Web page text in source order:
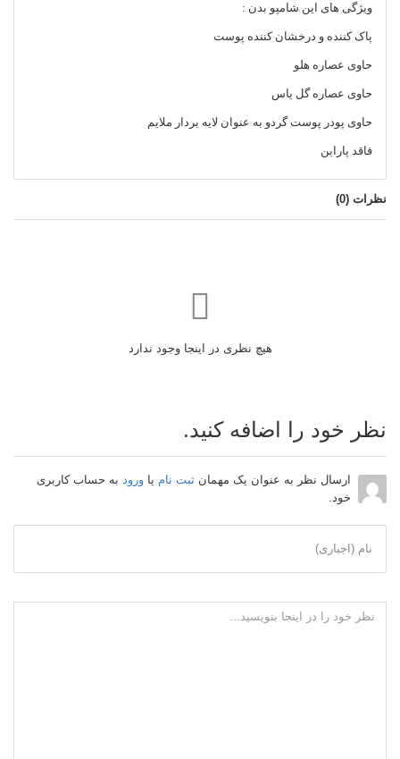
ویژگی های این شامپو بدن :
پاک کننده و درخشان کننده پوست
حاوی عصاره هلو
حاوی عصاره گل یاس
حاوی پودر پوست گردو به عنوان لایه بردار ملایم
فاقد پارابن
نظرات (0
)
هیچ نظری در اینجا وجود ندارد
نظر خود را اضافه کنید.
ارسال نظر به عنوان یک مهمان ثبت نام یا ورود به حساب کاربری
خود.
نام (اجباری)